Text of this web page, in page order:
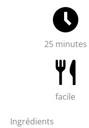
25 minutes
facile
Ingrédients